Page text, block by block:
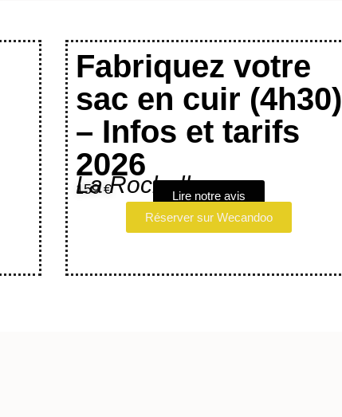
Fabriquez votre
sac en cuir (4h30)
– Infos et tarifs
2026
La Rochelle
159 €
Lire notre avis
Réserver sur Wecandoo